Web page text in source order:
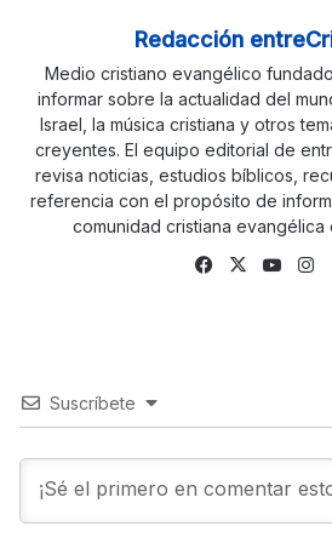
Redacción
Medio cristiano evangélico
informar sobre la actualidad del
Israel, la música cristiana y otros
creyentes. El equipo editorial de
revisa noticias, estudios bíblicos,
referencia con el propósito de
comunidad cristiana evangélica
Facebook
X
Suscríbete